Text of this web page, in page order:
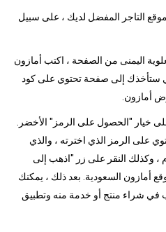
التاجر المفضل لديك ، على سبيل
اليمنى من الصفحة ، اكتب أمازون
ستأخذك إلى صفحة تحتوي على كود
أمازون.
خيار "الحصول على الرمز" الأخضر.
على الرمز الذي اخترته ، والذي
، وكذلك النقر على زر "اذهب إلى
أمازون السعودية. بعد ذلك ، يمكنك
في شراء منتج أو خدمة منه وتطبيق